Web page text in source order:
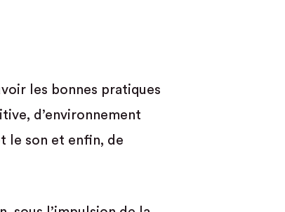
les bonnes pratiques
d’environnement
le son et enfin, de